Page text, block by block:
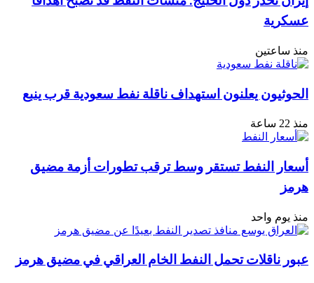
عسكرية
منذ ساعتين
الحوثيون يعلنون استهداف ناقلة نفط سعودية قرب ينبع
منذ 22 ساعة
أسعار النفط تستقر وسط ترقب تطورات أزمة مضيق
هرمز
منذ يوم واحد
عبور ناقلات تحمل النفط الخام العراقي في مضيق هرمز